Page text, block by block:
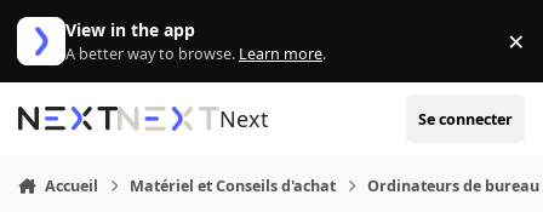
Aller au contenu
View in the app
A better way to browse. Learn more. ×
Next Se connecter
Accueil Matériel et Conseils d'achat Ordinateurs de bureau